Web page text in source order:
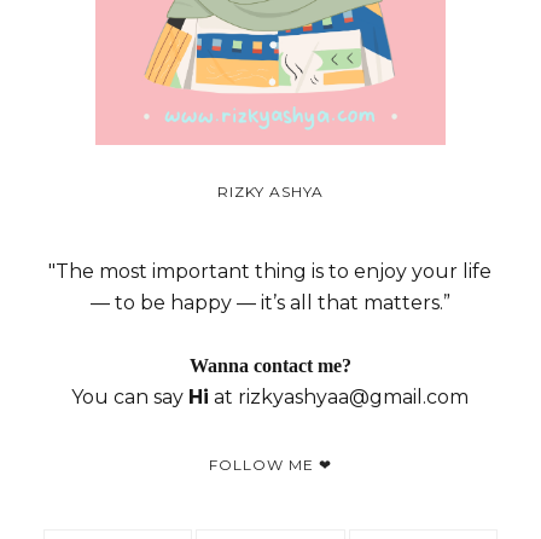
RIZKY ASHYA
"The most important thing is to enjoy your life
— to be happy — it’s all that matters.”
Wanna contact me?
You can say Hi at rizkyashyaa@gmail.com
FOLLOW ME ❤